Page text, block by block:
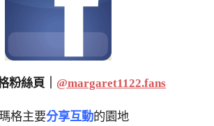
絲頁｜ @margaret1122.fans
格主要分享互動的園地